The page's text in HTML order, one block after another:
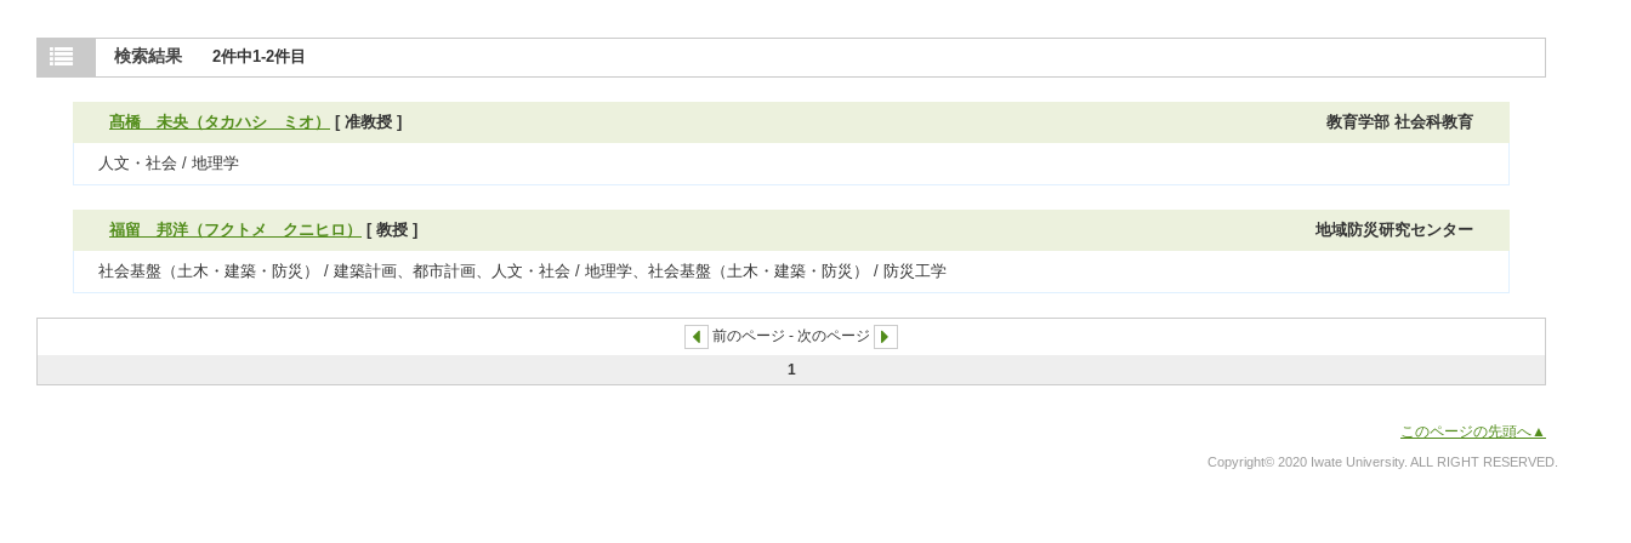
検索結果 2件中1-2件目
髙橋 未央（タカハシ ミオ） [ 准教授 ] 教育学部 社会科教育
人文・社会 / 地理学
福留 邦洋（フクトメ クニヒロ） [ 教授 ] 地域防災研究センター
社会基盤（土木・建築・防災） / 建築計画、都市計画、人文・社会 / 地理学、社会基盤（土木・建築・防災） / 防災工学
前のページ - 次のページ
1
このページの先頭へ▲
Copyright© 2020 Iwate University. ALL RIGHT RESERVED.